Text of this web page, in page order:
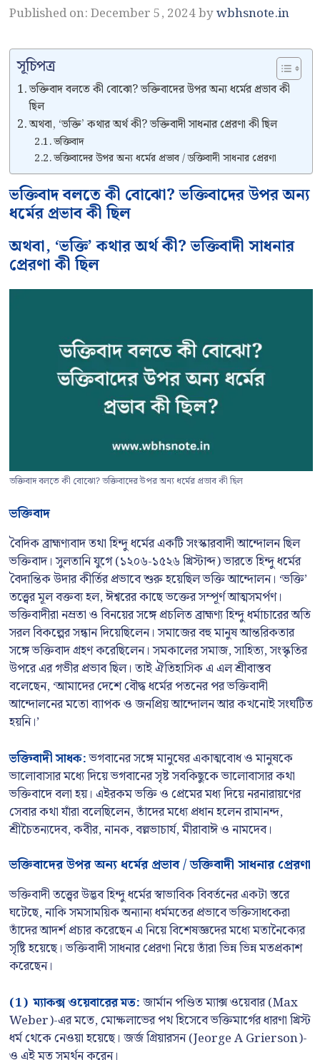
Published on: December 5, 2024bywbhsnote.in
সূচিপত্র
ভক্তিবাদ বলতে কী বোঝো? ভক্তিবাদের উপর অন্য ধর্মের প্রভাব কী
ছিল
অথবা, ‘ভক্তি’ কথার অর্থ কী? ভক্তিবাদী সাধনার প্রেরণা কী ছিল
ভক্তিবাদ
ভক্তিবাদের উপর অন্য ধর্মের প্রভাব / ডক্তিবাদী সাধনার প্রেরণা
ভক্তিবাদ বলতে কী বোঝো? ভক্তিবাদের উপর অন্য
ধর্মের প্রভাব কী ছিল
অথবা, ‘ভক্তি’ কথার অর্থ কী? ভক্তিবাদী সাধনার
প্রেরণা কী ছিল
ভক্তিবাদ বলতে কী বোঝো? ভক্তিবাদের উপর অন্য ধর্মের প্রভাব কী ছিল
ভক্তিবাদ
বৈদিক ব্রাহ্মণ্যবাদ তথা হিন্দু ধর্মের একটি সংস্কারবাদী আন্দোলন ছিল
ভক্তিবাদ। সুলতানি যুগে (১২০৬-১৫২৬ খ্রিস্টাব্দ) ভারতে হিন্দু ধর্মের
বৈদান্তিক উদার কীর্তির প্রভাবে শুরু হয়েছিল ভক্তি আন্দোলন। ‘ভক্তি’
তত্ত্বের মূল বক্তব্য হল, ঈশ্বরের কাছে ভক্তের সম্পূর্ণ আত্মসমর্পণ।
ভক্তিবাদীরা নম্রতা ও বিনয়ের সঙ্গে প্রচলিত ব্রাহ্মণ্য হিন্দু ধর্মাচারের অতি
সরল বিকল্পের সন্ধান দিয়েছিলেন। সমাজের বহু মানুষ আন্তরিকতার
সঙ্গে ভক্তিবাদ গ্রহণ করেছিলেন। সমকালের সমাজ, সাহিত্য, সংস্কৃতির
উপরে এর গভীর প্রভাব ছিল। তাই ঐতিহাসিক এ এল শ্রীবাস্তব
বলেছেন, ‘আমাদের দেশে বৌদ্ধ ধর্মের পতনের পর ভক্তিবাদী
আন্দোলনের মতো ব্যাপক ও জনপ্রিয় আন্দোলন আর কখনোই সংঘটিত
হয়নি।’
ভক্তিবাদী সাধক:ভগবানের সঙ্গে মানুষের একাত্মবোধ ও মানুষকে
ভালোবাসার মধ্যে দিয়ে ভগবানের সৃষ্ট সবকিছুকে ভালোবাসার কথা
ভক্তিবাদে বলা হয়। এইরকম ভক্তি ও প্রেমের মধ্য দিয়ে নরনারায়ণের
সেবার কথা যাঁরা বলেছিলেন, তাঁদের মধ্যে প্রধান হলেন রামানন্দ,
শ্রীচৈতন্যদেব, কবীর, নানক, বল্লভাচার্য, মীরাবাঈ ও নামদেব।
ভক্তিবাদের উপর অন্য ধর্মের প্রভাব / ডক্তিবাদী সাধনার প্রেরণা
ভক্তিবাদী তত্ত্বের উদ্ভব হিন্দু ধর্মের স্বাভাবিক বিবর্তনের একটা স্তরে
ঘটেছে, নাকি সমসাময়িক অন্যান্য ধর্মমতের প্রভাবে ভক্তিসাধকেরা
তাঁদের আদর্শ প্রচার করেছেন এ নিয়ে বিশেষজ্ঞদের মধ্যে মতানৈক্যের
সৃষ্টি হয়েছে। ভক্তিবাদী সাধনার প্রেরণা নিয়ে তাঁরা ভিন্ন ভিন্ন মতপ্রকাশ
করেছেন।
(1) ম্যাকক্স ওয়েবারের মত:জার্মান পণ্ডিত ম্যাক্স ওয়েবার (Max
Weber)-এর মতে, মোক্ষলাভের পথ হিসেবে ভক্তিমার্গের ধারণা খ্রিস্ট
ধর্ম থেকে নেওয়া হয়েছে। জর্জ গ্রিয়ারসন (Jeorge A Grierson)-